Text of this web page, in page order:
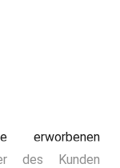
erworbenen
des Kunden